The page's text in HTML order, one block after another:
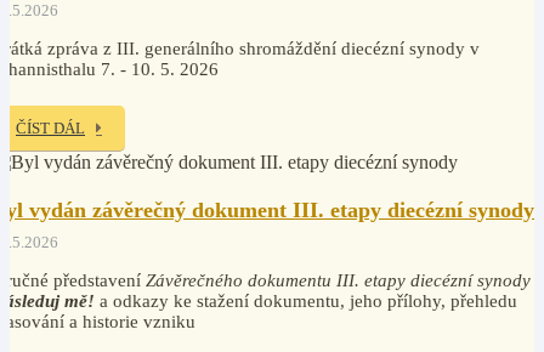
zpráva z III. generálního shromáždění diecézní synody v
7. - 10. 5. 2026
ČÍST DÁL
vydán závěrečný dokument III. etapy diecézní synody
představení Závěrečného dokumentu III. etapy diecézní synody
mě! a odkazy ke stažení dokumentu, jeho přílohy, přehledu
a historie vzniku